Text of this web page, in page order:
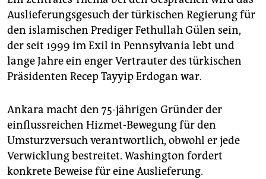
Auslieferungsgesuch der türkischen Regierung für
den islamischen Prediger Fethullah Gülen sein,
der seit 1999 im Exil in Pennsylvania lebt und
lange Jahre ein enger Vertrauter des türkischen
Präsidenten Recep Tayyip Erdogan war.
Ankara macht den 75-jährigen Gründer der
einflussreichen Hizmet-Bewegung für den
Umsturzversuch verantwortlich, obwohl er jede
Verwicklung bestreitet. Washington fordert
konkrete Beweise für eine Auslieferung.